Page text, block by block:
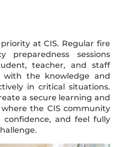
at CIS. Regular fire
preparedness sessions
teacher, and staff
with the knowledge and
in critical situations.
a secure learning and
the CIS community
and feel fully